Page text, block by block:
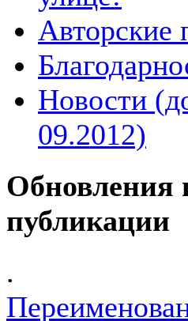
Авторские
Новости
09.2012)
Обновления
публикации
.